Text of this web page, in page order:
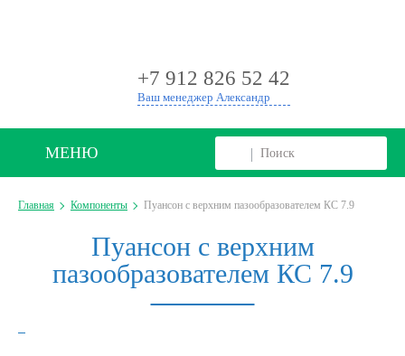
+7 912 826 52 42
Ваш менеджер Александр
МЕНЮ
Главная Компоненты Пуансон с верхним пазообразователем КС 7.9
Пуансон с верхним
пазообразователем КС 7.9